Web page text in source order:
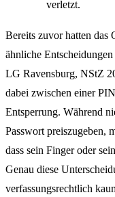
verletzt.
Bereits zuvor hatten das
ähnliche
LG Ravensburg, NStZ
dabei zwischen einer
Entsperrung. Während
Passwort preiszugeben,
dass sein Finger oder
Genau diese
verfassungsrechtlich